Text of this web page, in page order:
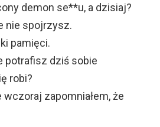
demon se**u, a dzisiaj?
nie spojrzysz.
pamięci.
potrafisz dziś sobie
robi?
zapomniałem, że